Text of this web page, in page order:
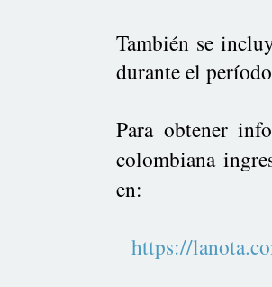
También se
durante el
Para obtener
colombiana
en:
https://